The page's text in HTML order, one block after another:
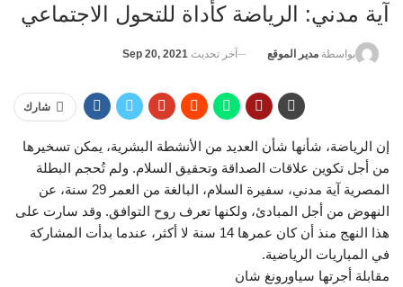
آية مدني: الرياضة كأداة للتحول الاجتماعي
بواسطة مدير الموقع آخر تحديث Sep 20, 2021
شارك
إن الرياضة، شأنها شأن العديد من الأنشطة البشرية، يمكن تسخيرها
من أجل تكوين علاقات الصداقة وتحقيق السلام. ولم تُحجم البطلة
المصرية آية مدني، سفيرة السلام، البالغة من العمر 29 سنة، عن
النهوض من أجل المبادئ، ولكنها تعرف روح التوافق. وقد سارت على
هذا النهج منذ أن كان عمرها 14 سنة لا أكثر، عندما بدأت المشاركة
في المباريات الرياضية.
مقابلة أجرتها سياورونغ شان